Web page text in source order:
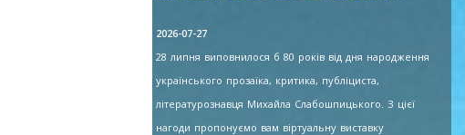
2026-07-27
28 липня виповнилося б 80 років від дня народження
українського прозаїка, критика, публіциста,
літературознавця Михайла Слабошпицького. З цієї
нагоди пропонуємо вам віртуальну виставку